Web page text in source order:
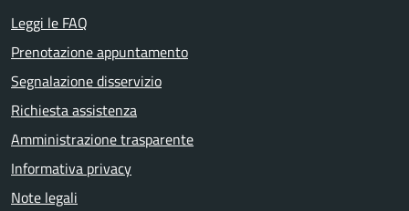
Leggi le FAQ
Prenotazione appuntamento
Segnalazione disservizio
Richiesta assistenza
Amministrazione trasparente
Informativa privacy
Note legali